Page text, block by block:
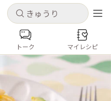
キャンセル
を保存できます
新規登録
キャンセル
コンテンツ
トーク マイレシピ